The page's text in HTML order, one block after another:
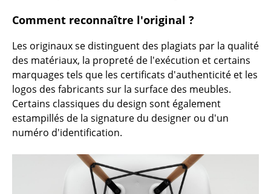
Pièces détachées
... voir tous les sièges
Tables
Tables de repas
Tables d’appoint
Tables basses
Bureaux & Secrétaires
Comment reconnaître l'original ?
Les originaux se distinguent des plagiats par la qualité
des matériaux, la propreté de l'exécution et certains
marquages tels que les certificats d'authenticité et les
logos des fabricants sur la surface des meubles.
Certains classiques du design sont également
estampillés de la signature du designer ou d'un
numéro d'identification.